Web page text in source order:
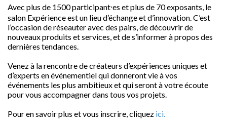
Avec plus de 1500 participant⸱es et plus de 70 exposants, le
salon Expérience est un lieu d’échange et d’innovation. C’est
l’occasion de réseauter avec des pairs, de découvrir de
nouveaux produits et services, et de s’informer à propos des
dernières tendances.
Venez à la rencontre de créateurs d’expériences uniques et
d’experts en événementiel qui donneront vie à vos
événements les plus ambitieux et qui seront à votre écoute
pour vous accompagner dans tous vos projets.
Pour en savoir plus et vous inscrire, cliquez ici.